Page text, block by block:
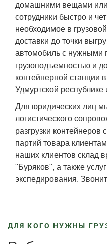
домашними вещами
сотрудники быстро и
необходимое в
доставки до точки
автомобиль с нужными
грузоподъемностью и
контейнерной станции
Удмуртской республике
Для юридических лиц
логистического
разгрузки контейнеров
партий товара
наших клиентов склад
"Буряков", а также
экспедирования.
ДЛЯ КОГО НУЖНЫ